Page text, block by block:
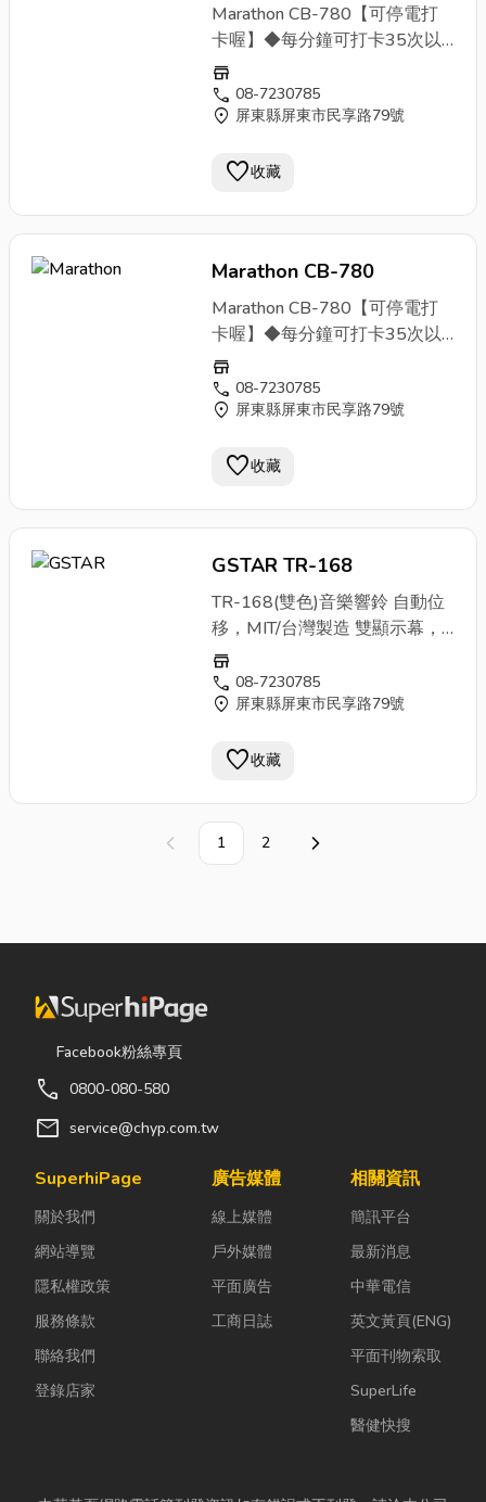
Marathon CB-780【可停電打
卡喔】◆每分鐘可打卡35次以
上，單機適用250為員工。 ◆
大型指針顯示器，顯示時間一目
了然。◆九針點矩陣打印頭，採
下班六欄位打印，並可設定自動
自行設定。◆自動吸卡退卡設
防止上、下半月誤打功能。◆可
設定月或週薪制，含結算日設定
。◆內建音樂響鈴並可外接音
鈴。◆作息可設定24組不同時
間。
store
call 08-7230785
location_on 屏東縣屏東市民享路79號
favorite收藏
Marathon CB-780
Marathon CB-780【可停電打
卡喔】◆每分鐘可打卡35次以
上，單機適用250為員工。 ◆
大型指針顯示器，顯示時間一目
了然。◆九針點矩陣打印頭，採
下班六欄位打印，並可設定自動
自行設定。◆自動吸卡退卡設
防止上、下半月誤打功能。◆可
設定月或週薪制，含結算日設定
。◆內建音樂響鈴並可外接音
鈴。◆作息可設定24組不同時
間。
store
call 08-7230785
location_on 屏東縣屏東市民享路79號
favorite收藏
GSTAR TR-168
TR-168(雙色)音樂響鈴 自動位
移，MIT/台灣製造 雙顯示幕，
時間日期一目瞭然
store
call 08-7230785
location_on 屏東縣屏東市民享路79號
favorite收藏
上一頁 1 2 下一頁
Facebook粉絲專頁
call 0800-080-580
mail service@chyp.com.tw
SuperhiPage
關於我們
網站導覽
隱私權政策
服務條款
聯絡我們
登錄店家
廣告媒體
線上媒體
戶外媒體
平面廣告
工商日誌
相關資訊
簡訊平台
最新消息
中華電信
英文黃頁(ENG)
平面刊物索取
SuperLife
醫健快搜